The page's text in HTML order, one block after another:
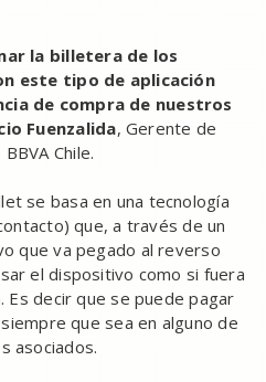
la billetera de los
este tipo de aplicación
de compra de nuestros
Fuenzalida, Gerente de
Chile.
se basa en una tecnología
que, a través de un
que va pegado al reverso
el dispositivo como si fuera
decir que se puede pagar
que sea en alguno de
asociados.